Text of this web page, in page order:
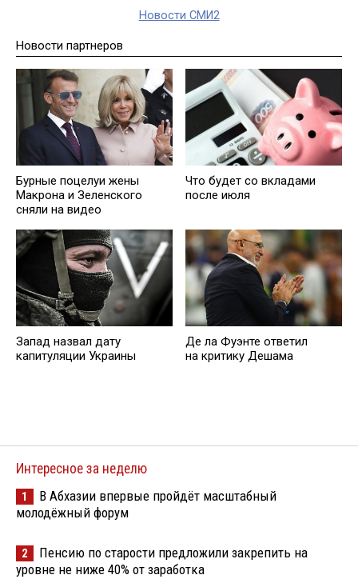
Новости СМИ2
Новости партнеров
Бурные поцелуи жены
Макрона и Зеленского
сняли на видео
Что будет со вкладами
после июля
Запад назвал дату
капитуляции Украины
Де ла Фуэнте ответил
на критику Дешама
Интересное за неделю
1
В Абхазии впервые пройдёт масштабный
молодёжный форум
2
Пенсию по старости предложили закрепить на
уровне не ниже 40% от заработка